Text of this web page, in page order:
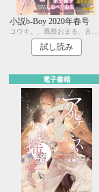
小説b-Boy 2020年春号
試し読み
電子書籍